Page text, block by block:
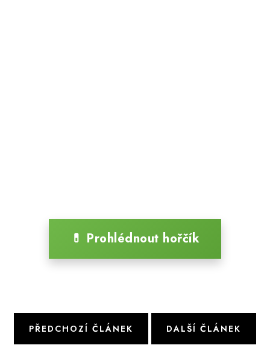
💊 Prohlédnout hořčík
PŘEDCHOZÍ ČLÁNEK DALŠÍ ČLÁNEK